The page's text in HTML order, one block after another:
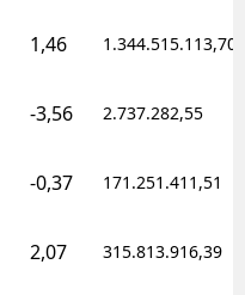
1,46 1.344.515.113,70
-3,56 2.737.282,55
-0,37 171.251.411,51
2,07 315.813.916,39